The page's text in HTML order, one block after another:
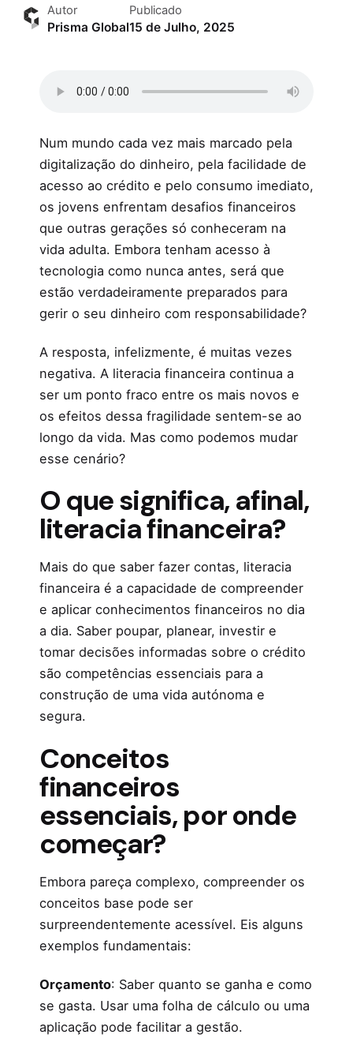
Autor
Prisma Global
Publicado
15 de Julho, 2025
Num mundo cada vez mais marcado pela
digitalização do dinheiro, pela facilidade de
acesso ao crédito e pelo consumo imediato,
os jovens enfrentam desafios financeiros
que outras gerações só conheceram na
vida adulta. Embora tenham acesso à
tecnologia como nunca antes, será que
estão verdadeiramente preparados para
gerir o seu dinheiro com responsabilidade?
A resposta, infelizmente, é muitas vezes
negativa. A literacia financeira continua a
ser um ponto fraco entre os mais novos e
os efeitos dessa fragilidade sentem-se ao
longo da vida. Mas como podemos mudar
esse cenário?
O que significa, afinal,
literacia financeira?
Mais do que saber fazer contas, literacia
financeira é a capacidade de compreender
e aplicar conhecimentos financeiros no dia
a dia. Saber poupar, planear, investir e
tomar decisões informadas sobre o crédito
são competências essenciais para a
construção de uma vida autónoma e
segura.
Conceitos
financeiros
essenciais, por onde
começar?
Embora pareça complexo, compreender os
conceitos base pode ser
surpreendentemente acessível. Eis alguns
exemplos fundamentais:
Orçamento: Saber quanto se ganha e como
se gasta. Usar uma folha de cálculo ou uma
aplicação pode facilitar a gestão.